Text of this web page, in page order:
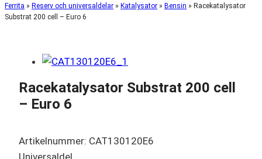
Ferrita » Reserv och universaldelar » Katalysator » Bensin » Racekatalysator
Substrat 200 cell – Euro 6
Racekatalysator Substrat 200 cell
– Euro 6
Artikelnummer: CAT130120E6
Universaldel